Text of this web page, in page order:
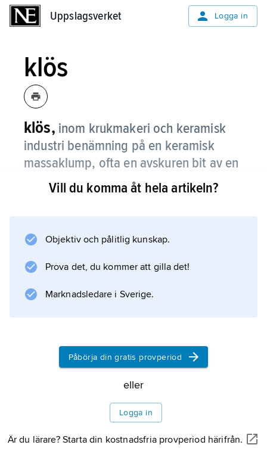
Uppslagsverket Logga in
klös
klös, inom krukmakeri och keramisk
industri benämning på en keramisk
massaklump, ofta en avskuren bit av en
extruderad sträng, som utgör ämnet för
formning på drejskiva eller med andra
Vill du komma åt hela artikeln?
Objektiv och pålitlig kunskap.
Prova det, du kommer att gilla det!
Marknadsledare i Sverige.
Påbörja din gratis provperiod
eller
Logga in
Är du lärare? Starta din kostnadsfria provperiod härifrån.